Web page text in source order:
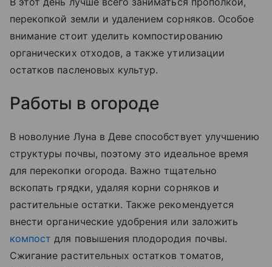
перекопкой земли и удалением сорняков. Особое
внимание стоит уделить компостированию
органических отходов, а также утилизации
остатков пасленовых культур.
Работы в огороде
В новолуние Луна в Деве способствует улучшению
структуры почвы, поэтому это идеальное время
для перекопки огорода. Важно тщательно
вскопать грядки, удаляя корни сорняков и
растительные остатки. Также рекомендуется
внести органические удобрения или заложить
компост для повышения плодородия почвы.
Сжигание растительных остатков томатов,